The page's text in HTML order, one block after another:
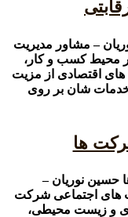
– مشاور مدیریت
محیط کسب و کار،
های اقتصادی از مزیت
خدمات شان بر روی
ها
حسین نوریان –
های اجتماعی شرکت
و زیست محیطی،